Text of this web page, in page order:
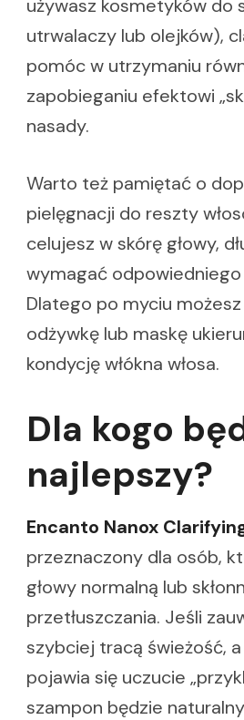
używasz kosmetyków do
utrwalaczy lub olejków),
pomóc w utrzymaniu
zapobieganiu efektowi
nasady.
Warto też pamiętać o
pielęgnacji do reszty
celujesz w skórę głowy,
wymagać odpowiedniego
Dlatego po myciu
odżywkę lub maskę
kondycję włókna włosa.
Dla kogo
najlepszy?
Encanto Nanox
przeznaczony dla osób,
głowy normalną lub
przetłuszczania. Jeśli
szybciej tracą świeżość,
pojawia się uczucie
szampon będzie